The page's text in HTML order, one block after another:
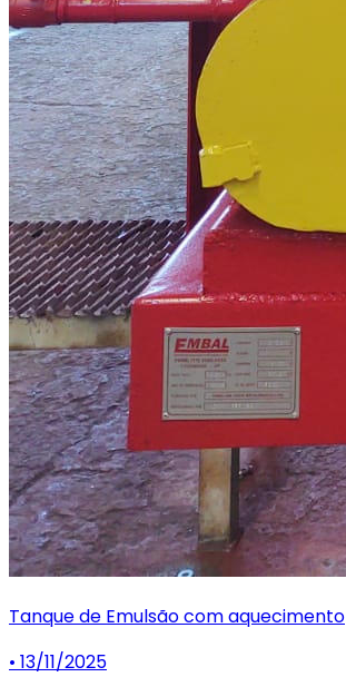
Tanque de Emulsão com aquecimento
• 13/11/2025